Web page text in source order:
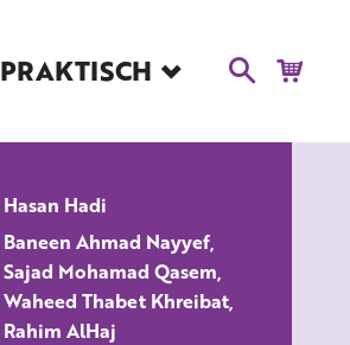
PRAKTISCH
Blog
Educatie
Kaartverkoop en
Tarieven
Over Het Ketelhuis
ALLE FILMS
Hasan Hadi
Baneen Ahmad Nayyef,
Sajad Mohamad Qasem,
Waheed Thabet Khreibat,
Rahim AlHaj